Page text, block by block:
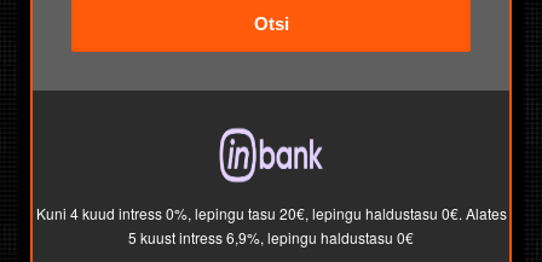
Otsi
Kuni 4 kuud intress 0%, lepingu tasu 20€, lepingu haldustasu 0€. Alates
5 kuust intress 6,9%, lepingu haldustasu 0€